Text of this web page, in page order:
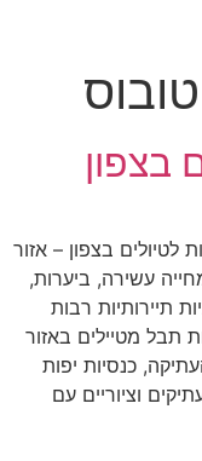
בצפון
בצפון – אזור
עשירה, ביערות,
תיירותיות רבות
תבל מטיילים באזור
כנסיות יפות
וציוריים עם